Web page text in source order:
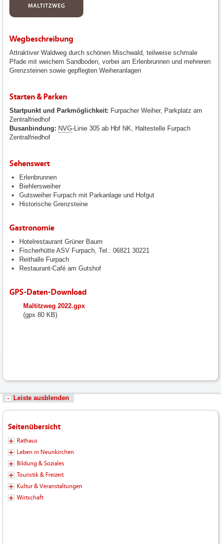
Wegbeschreibung
Attraktiver Waldweg durch schönen Mischwald, teilweise schmale
Pfade mit weichem Sandboden, vorbei am Erlenbrunnen und mehreren
Grenzsteinen sowie gepflegten Weiheranlagen
Starten & Parken
Startpunkt und Parkmöglichkeit: Furpacher Weiher, Parkplatz am
Zentralfriedhof
Busanbindung: NVG-Linie 305 ab Hbf NK, Haltestelle Furpach
Zentralfriedhof
Sehenswert
Erlenbrunnen
Biehlersweiher
Gutsweiher Furpach mit Parkanlage und Hofgut
Historische Grenzsteine
Gastronomie
Hotelrestaurant Grüner Baum
Fischerhütte ASV Furpach, Tel.: 06821 30221
Reithalle Furpach
Restaurant-Café am Gutshof
GPS-Daten-Download
fileadmin/user_upload/neunkirchen/10_Dateien-
Hochladen/102_Dateien-
Maltitzweg 2022.gpx
(gpx 80 KB)
Leiste ausblenden
Seitenübersicht
Rathaus
Leben in Neunkirchen
Bildung & Soziales
Touristik & Freizeit
Kultur & Veranstaltungen
Wirtschaft